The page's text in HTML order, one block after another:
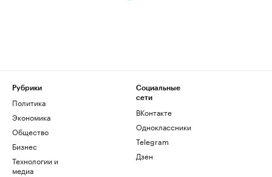
Рубрики
Политика
Экономика
Общество
Бизнес
Технологии и
медиа
Социальные
сети
ВКонтакте
Одноклассники
Telegram
Дзен